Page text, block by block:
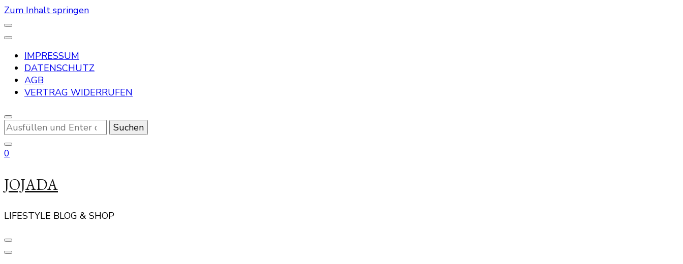
Zum Inhalt springen
IMPRESSUM
DATENSCHUTZ
AGB
VERTRAG WIDERRUFEN
Suchst
du
nach
0
JOJADA
LIFESTYLE BLOG & SHOP